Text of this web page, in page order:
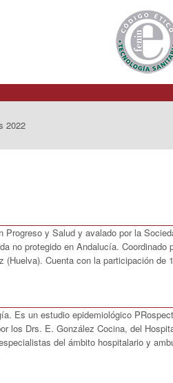
2022
y Salud y avalado por la
no protegido en Andalucía. Coordinado
Cuenta con la participación de
Es un estudio epidemiológico
los Drs. E. González Cocina, del
del ámbito hospitalario y